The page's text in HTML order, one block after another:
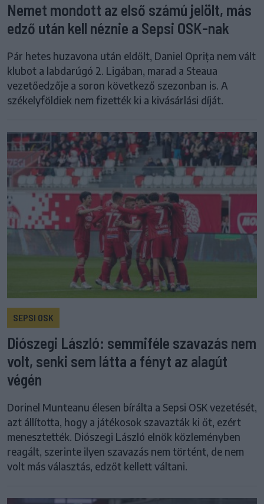
Nemet mondott az első számú jelölt, más
edző után kell néznie a Sepsi OSK-nak
Pár hetes huzavona után eldőlt, Daniel Oprița nem vált
klubot a labdarúgó 2. Ligában, marad a Steaua
vezetőedzője a soron következő szezonban is. A
székelyföldiek nem fizették ki a kivásárlási díját.
SEPSI OSK
Diószegi László: semmiféle szavazás nem
volt, senki sem látta a fényt az alagút
végén
Dorinel Munteanu élesen bírálta a Sepsi OSK vezetését,
azt állította, hogy a játékosok szavazták ki őt, ezért
menesztették. Diószegi László elnök közleményben
reagált, szerinte ilyen szavazás nem történt, de nem
volt más választás, edzőt kellett váltani.